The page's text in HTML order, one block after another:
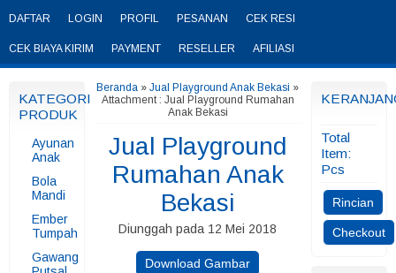
DAFTAR LOGIN PROFIL PESANAN CEK RESI
CEK BIAYA KIRIM PAYMENT RESELLER AFILIASI
KATEGORI
PRODUK
Ayunan
Anak
Bola
Mandi
Ember
Tumpah
Gawang
Beranda »Jual Playground Anak Bekasi »
Attachment : Jual Playground Rumahan
Anak Bekasi
Jual Playground
Rumahan Anak
Bekasi
Diunggah pada 12 Mei 2018
Download Gambar
Total
Item:
Pcs
Rincian
Checkout